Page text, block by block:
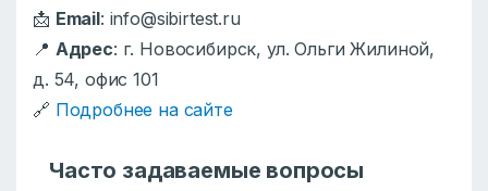
📩 Email: info@sibirtest.ru
📍 Адрес: г. Новосибирск, ул. Ольги Жилиной,
д. 54, офис 101
🔗 Подробнее на сайте
Часто задаваемые вопросы